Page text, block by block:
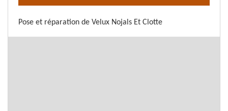
Pose et réparation de Velux Nojals Et Clotte